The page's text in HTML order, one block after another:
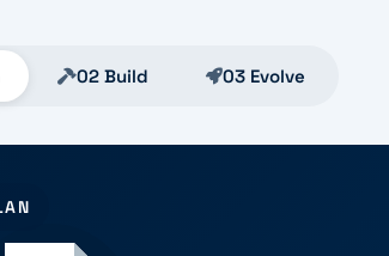
02 Build 03 Evolve